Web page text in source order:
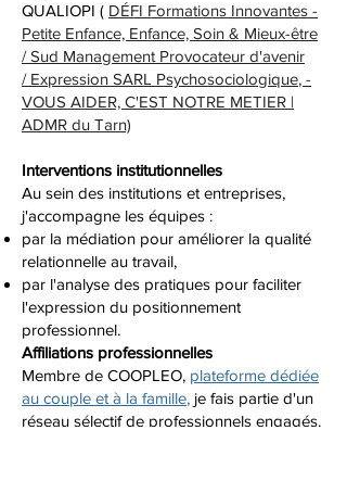
QUALIOPI ( DÉFI Formations Innovantes -
Petite Enfance, Enfance, Soin & Mieux-être
/Sud Management Provocateur d'avenir
/ Expression SARL Psychosociologique, -
VOUS AIDER, C'EST NOTRE METIER |
ADMR du Tarn)
Interventions institutionnelles
Au sein des institutions et entreprises,
j'accompagne les équipes :
par la médiation pour améliorer la qualité
relationnelle au travail,
par l'analyse des pratiques pour faciliter
l'expression du positionnement
professionnel.
Affiliations professionnelles
Membre de COOPLEO, plateforme dédiée
au couple et à la famille, je fais partie d'un
réseau sélectif de professionnels engagés.